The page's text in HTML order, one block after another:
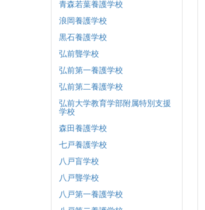
青森若葉養護学校
浪岡養護学校
黒石養護学校
弘前聾学校
弘前第一養護学校
弘前第二養護学校
弘前大学教育学部附属特別支援
学校
森田養護学校
七戸養護学校
八戸盲学校
八戸聾学校
八戸第一養護学校